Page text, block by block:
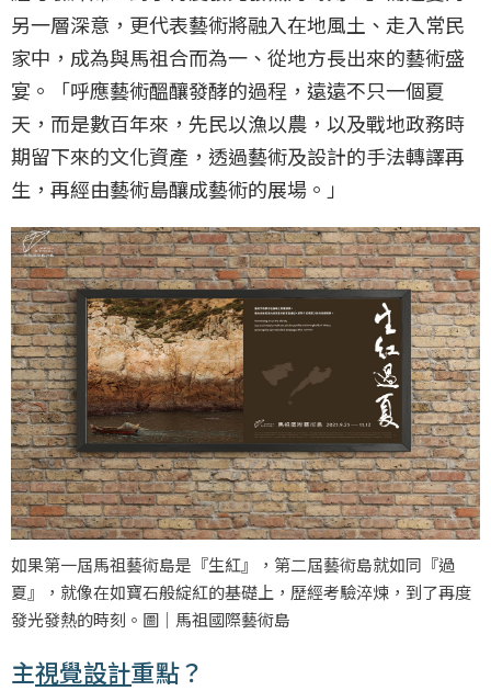
另一層深意，更代表藝術將融入在地風土、走入常民
家中，成為與馬祖合而為一、從地方長出來的藝術盛
宴。「呼應藝術醞釀發酵的過程，遠遠不只一個夏
天，而是數百年來，先民以漁以農，以及戰地政務時
期留下來的文化資產，透過藝術及設計的手法轉譯再
生，再經由藝術島釀成藝術的展場。」
如果第一屆馬祖藝術島是『生紅』，第二屆藝術島就如同『過
夏』，就像在如寶石般綻紅的基礎上，歷經考驗淬煉，到了再度
發光發熱的時刻。圖｜馬祖國際藝術島
主視覺設計重點？